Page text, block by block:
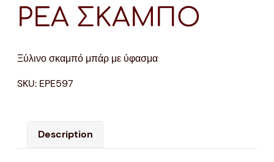
ΡΕΑ ΣΚΑΜΠΟ
Ξύλινο σκαμπό μπάρ με ύφασμα
SKU: EPE597
Description